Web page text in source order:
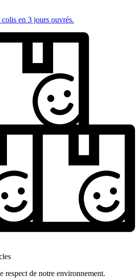
en 3 jours ouvrés.